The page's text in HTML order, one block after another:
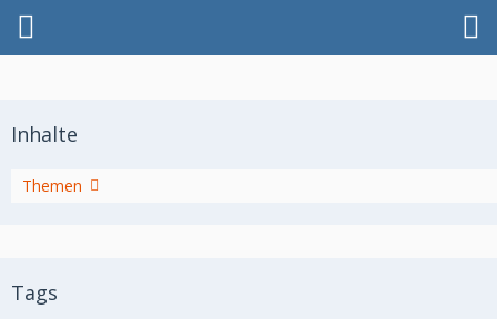
Inhalte
Artikel
Themen
Tags